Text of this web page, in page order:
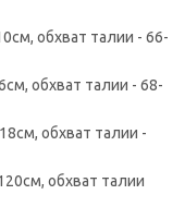
обхват талии - 66-
обхват талии - 68-
обхват талии -
обхват талии